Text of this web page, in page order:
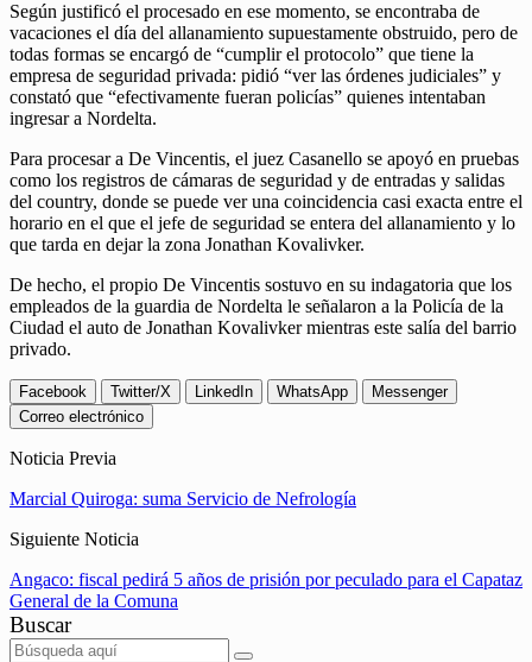
Según justificó el procesado en ese momento, se encontraba de
vacaciones el día del allanamiento supuestamente obstruido, pero de
todas formas se encargó de “cumplir el protocolo” que tiene la
empresa de seguridad privada: pidió “ver las órdenes judiciales” y
constató que “efectivamente fueran policías” quienes intentaban
ingresar a Nordelta.
Para procesar a De Vincentis, el juez Casanello se apoyó en pruebas
como los registros de cámaras de seguridad y de entradas y salidas
del country, donde se puede ver una coincidencia casi exacta entre el
horario en el que el jefe de seguridad se entera del allanamiento y lo
que tarda en dejar la zona Jonathan Kovalivker.
De hecho, el propio De Vincentis sostuvo en su indagatoria que los
empleados de la guardia de Nordelta le señalaron a la Policía de la
Ciudad el auto de Jonathan Kovalivker mientras este salía del barrio
privado.
Facebook Twitter/X LinkedIn WhatsApp
Messenger
Correo electrónico
Noticia Previa
Marcial Quiroga: suma Servicio de Nefrología
Siguiente Noticia
Angaco: fiscal pedirá 5 años de prisión por peculado para el Capataz
General de la Comuna
Buscar